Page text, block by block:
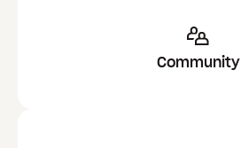
Community